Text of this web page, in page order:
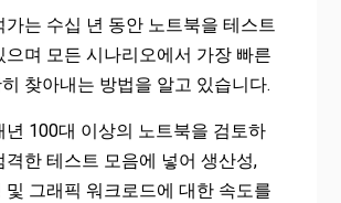
가는 수십 년 동안 노트북을 테스트
으며 모든 시나리오에서 가장 빠른
찾아내는 방법을 알고 있습니다.
년 100대 이상의 노트북을 검토하
격한 테스트 모음에 넣어 생산성,
및 그래픽 워크로드에 대한 속도를